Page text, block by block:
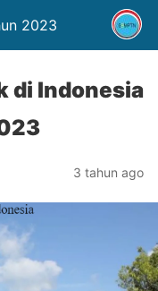
2023
di Indonesia
3 tahun ago